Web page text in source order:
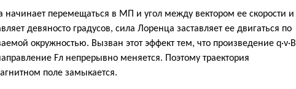
начинает перемещаться в МП и угол между вектором ее скорости и
девяносто градусов, сила Лоренца заставляет ее двигаться по
окружностью. Вызван этот эффект тем, что произведение q·v·B
Fл непрерывно меняется. Поэтому траектория
поле замыкается.